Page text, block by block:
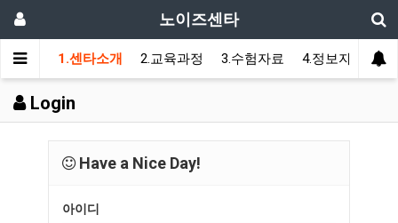
노이즈센타
1.센타소개 2.교육과정 3.수험자료 4.정보자료 5.
Login
Have a Nice Day!
아이디